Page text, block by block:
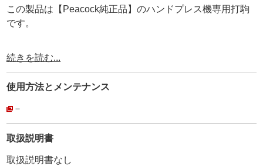
この製品は【Peacock純正品】のハンドプレス機専用打駒
です。
【Peacock】は創業1922年の日本の老舗金具メーカーで
す。
100年以上に渡り、国内外の高級小物、バック、皮革製品
に使用され続けています。
その為、耐久性、品質は折り紙付きです。
カシメ金具１つをとっても、世界中には様々なメーカーが
外径が同じサイズだから、どこのメーカーを使っても同じ
続きを読む...
使用方法と メンテナンス
－
取扱説明書
取扱説明書なし